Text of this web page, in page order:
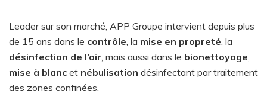
Leader sur son marché, APP Groupe intervient depuis plus
de 15 ans dans le contrôle , la mise en propreté , la
désinfection de l’air , mais aussi dans le bionettoyage
mise à blanc et nébulisation désinfectant par traitement
des zones confinées.